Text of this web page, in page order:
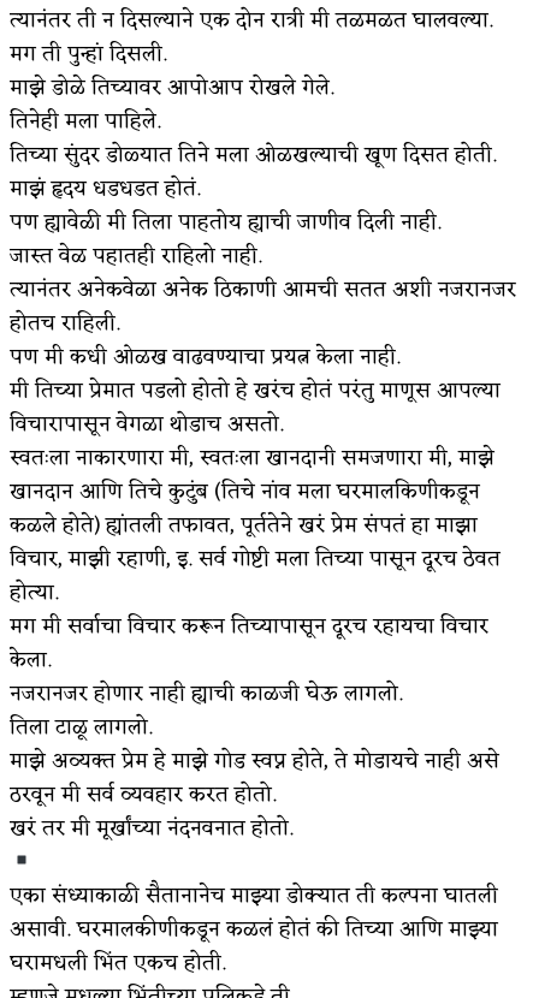
त्यानंतर ती न दिसल्याने एक दोन रात्री मी तळमळत घालवल्या.
मग ती पुन्हां दिसली.
माझे डोळे तिच्यावर आपोआप रोखले गेले.
तिनेही मला पाहिले.
तिच्या सुंदर डोळ्यात तिने मला ओळखल्याची खूण दिसत होती.
माझं हृदय धडधडत होतं.
पण ह्यावेळी मी तिला पाहतोय ह्याची जाणीव दिली नाही.
जास्त वेळ पहातही राहिलो नाही.
त्यानंतर अनेकवेळा अनेक ठिकाणी आमची सतत अशी नजरानजर
होतच राहिली.
पण मी कधी ओळख वाढवण्याचा प्रयत्न केला नाही.
मी तिच्या प्रेमात पडलो होतो हे खरंच होतं परंतु माणूस आपल्या
विचारापासून वेगळा थोडाच असतो.
स्वतःला नाकारणारा मी, स्वतःला खानदानी समजणारा मी, माझे
खानदान आणि तिचे कुटुंब (तिचे नांव मला घरमालकिणीकडून
कळले होते) ह्यांतली तफावत, पूर्ततेने खरं प्रेम संपतं हा माझा
विचार, माझी रहाणी, इ. सर्व गोष्टी मला तिच्या पासून दूरच ठेवत
होत्या.
मग मी सर्वाचा विचार करून तिच्यापासून दूरच रहायचा विचार
केला.
नजरानजर होणार नाही ह्याची काळजी घेऊ लागलो.
तिला टाळू लागलो.
माझे अव्यक्त प्रेम हे माझे गोड स्वप्न होते, ते मोडायचे नाही असे
ठरवून मी सर्व व्यवहार करत होतो.
खरं तर मी मूर्खांच्या नंदनवनात होतो.
एका संध्याकाळी सैतानानेच माझ्या डोक्यात ती कल्पना घातली
असावी. घरमालकीणीकडून कळलं होतं की तिच्या आणि माझ्या
घरामधली भिंत एकच होती.